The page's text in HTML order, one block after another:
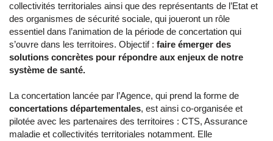
collectivités territoriales ainsi que des représentants de l’Etat et
des organismes de sécurité sociale, qui joueront un rôle
essentiel dans l’animation de la période de concertation qui
s’ouvre dans les territoires. Objectif : faire émerger des
solutions concrètes pour répondre aux enjeux de notre
système de santé.
La concertation lancée par l’Agence, qui prend la forme de
concertations départementales, est ainsi co-organisée et
pilotée avec les partenaires des territoires : CTS, Assurance
maladie et collectivités territoriales notamment. Elle